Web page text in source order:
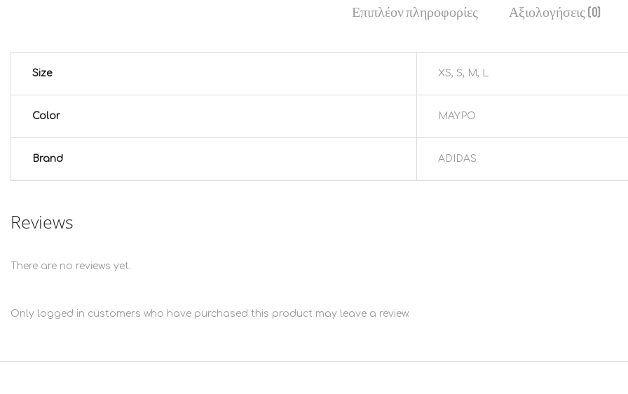
Επιπλέον πληροφορίες Αξιολογήσεις (0)
Size XS, S, M, L
Color ΜΑΥΡΟ
Brand ADIDAS
Reviews
There are no reviews yet.
Only logged in customers who have purchased this product may leave a review.